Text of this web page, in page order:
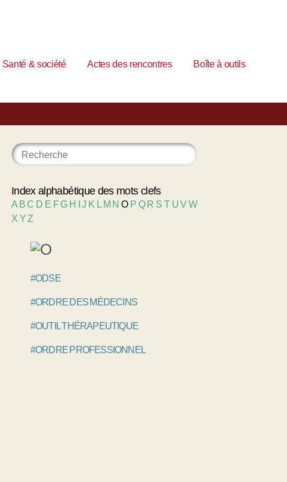
Santé & société Actes des rencontres
Boîte à outils
Index alphabétique des mots clefs
A BC D E FG H IJ K L M NO P Q R S T UVW
X YZ
#ODSE
#ORDRE DES MÉDECINS
#OUTIL THÉRAPEUTIQUE
#ORDRE PROFESSIONNEL